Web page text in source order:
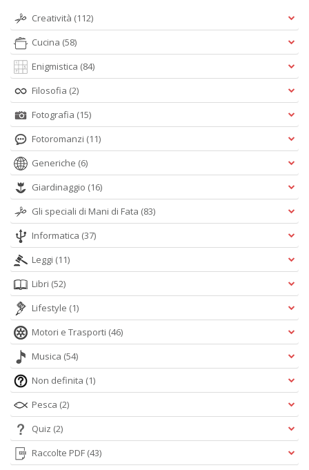
Creatività (112)
Cucina (58)
Enigmistica (84)
Filosofia (2)
Fotografia (15)
Fotoromanzi (11)
Generiche (6)
Giardinaggio (16)
Gli speciali di Mani di Fata (83)
Informatica (37)
Leggi (11)
Libri (52)
Lifestyle (1)
Motori e Trasporti (46)
Musica (54)
Non definita (1)
Pesca (2)
Quiz (2)
Raccolte PDF (43)